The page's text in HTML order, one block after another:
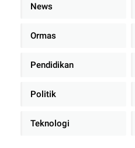
News
Ormas
Pendidikan
Politik
Teknologi